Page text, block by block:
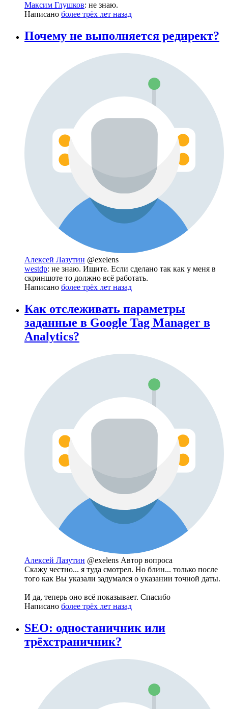
Максим Глушков: не знаю.
Написано более трёх лет назад
Почему не выполняется редирект?
Алексей Лазутин @exelens
westdp: не знаю. Ищите. Если сделано так как у меня в
скриншоте то должно всё работать.
Написано более трёх лет назад
Как отслеживать параметры
заданные в Google Tag Manager в
Analytics?
Алексей Лазутин @exelens Автор вопроса
Скажу честно... я туда смотрел. Но блин... только после
того как Вы указали задумался о указании точной даты.
И да, теперь оно всё показывает. Спасибо
Написано более трёх лет назад
SEO: одностаничник или
трёхстраничник?